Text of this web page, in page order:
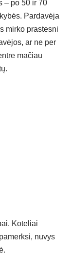
– po 50 ir 70
Pardavėja
mirko prastesni
ar ne per
mačiau
Koteliai
nuvys